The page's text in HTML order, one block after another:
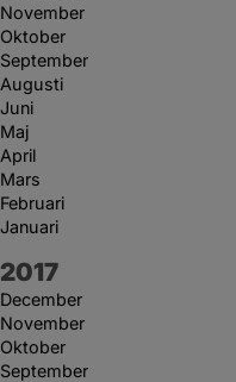
November
Oktober
September
Augusti
Juni
Maj
April
Mars
Februari
Januari
År:
2017
December
November
Oktober
September